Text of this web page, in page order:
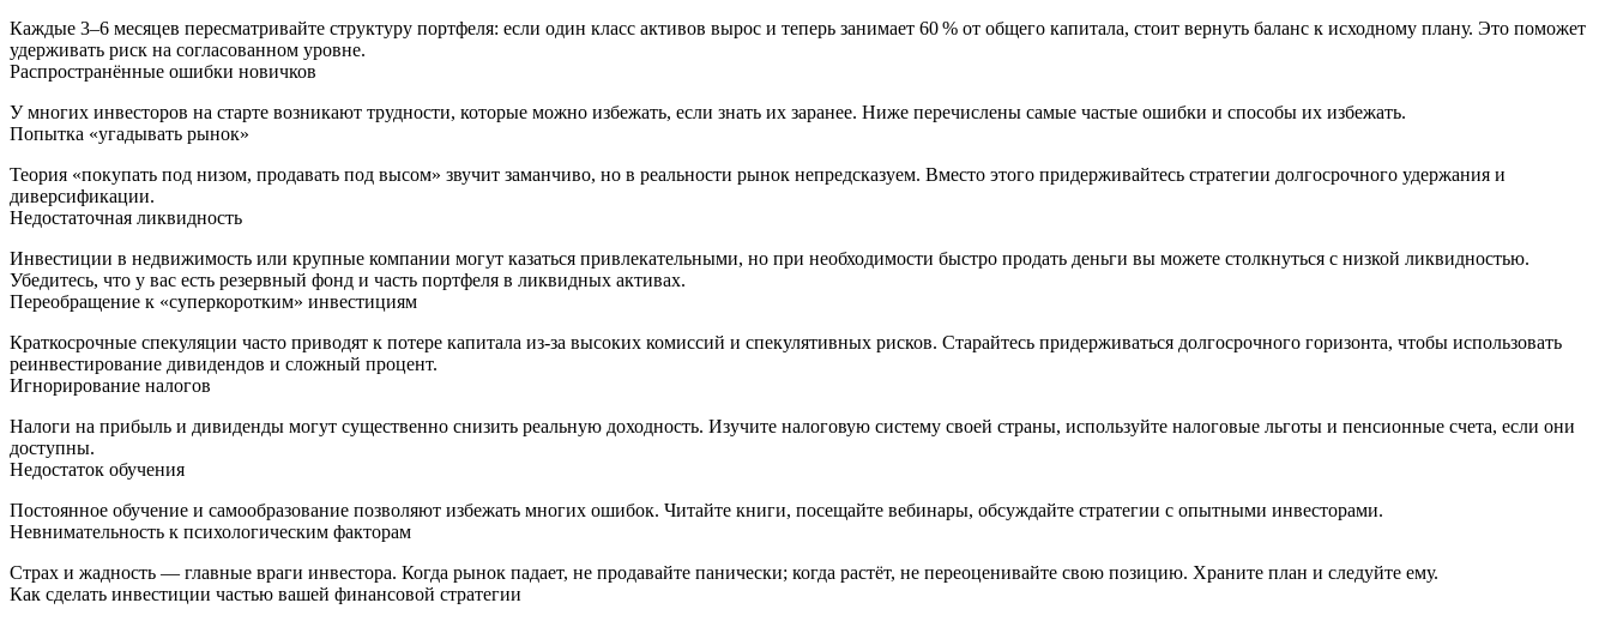
Каждые 3–6 месяцев пересматривайте структуру портфеля: если один класс активов вырос и теперь занимает 60 % от общего капитала, стоит вернуть баланс к исходному плану. Это поможет
удерживать риск на согласованном уровне.
Распространённые ошибки новичков
У многих инвесторов на старте возникают трудности, которые можно избежать, если знать их заранее. Ниже перечислены самые частые ошибки и способы их избежать.
Попытка «угадывать рынок»
Теория «покупать под низом, продавать под высом» звучит заманчиво, но в реальности рынок непредсказуем. Вместо этого придерживайтесь стратегии долгосрочного удержания и
диверсификации.
Недостаточная ликвидность
Инвестиции в недвижимость или крупные компании могут казаться привлекательными, но при необходимости быстро продать деньги вы можете столкнуться с низкой ликвидностью.
Убедитесь, что у вас есть резервный фонд и часть портфеля в ликвидных активах.
Переобращение к «суперкоротким» инвестициям
Краткосрочные спекуляции часто приводят к потере капитала из-за высоких комиссий и спекулятивных рисков. Старайтесь придерживаться долгосрочного горизонта, чтобы использовать
реинвестирование дивидендов и сложный процент.
Игнорирование налогов
Налоги на прибыль и дивиденды могут существенно снизить реальную доходность. Изучите налоговую систему своей страны, используйте налоговые льготы и пенсионные счета, если они
доступны.
Недостаток обучения
Постоянное обучение и самообразование позволяют избежать многих ошибок. Читайте книги, посещайте вебинары, обсуждайте стратегии с опытными инвесторами.
Невнимательность к психологическим факторам
Страх и жадность — главные враги инвестора. Когда рынок падает, не продавайте панически; когда растёт, не переоценивайте свою позицию. Храните план и следуйте ему.
Как сделать инвестиции частью вашей финансовой стратегии